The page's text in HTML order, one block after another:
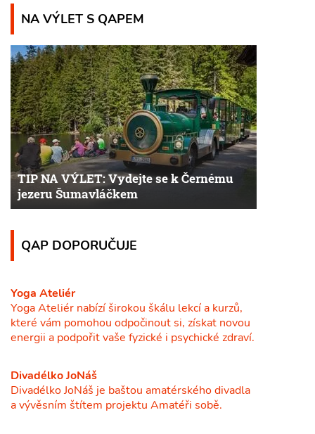
NA VÝLET S QAPEM
TIP NA VÝLET: Vydejte se k Černému
jezeru Šumavláčkem
QAP DOPORUČUJE
Yoga Ateliér
Yoga Ateliér nabízí širokou škálu lekcí a kurzů,
které vám pomohou odpočinout si, získat novou
energii a podpořit vaše fyzické i psychické zdraví.
Divadélko JoNáš
Divadélko JoNáš je baštou amatérského divadla
a vývěsním štítem projektu Amatéři sobě.